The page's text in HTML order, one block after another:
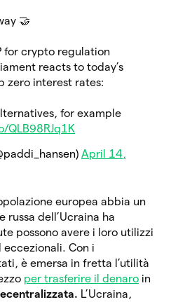
🤝
for crypto regulation
reacts to today’s
zero interest rates:
for example
QLB98RJq1K
April 14,
europea abbia un
russa dell’Ucraina ha
possono avere i loro utilizzi
Con i
è emersa in fretta l’utilità
per trasferire il denaro in
L’Ucraina,